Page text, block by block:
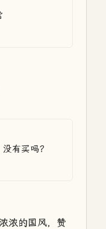
有买吗？
浓的国风，赞